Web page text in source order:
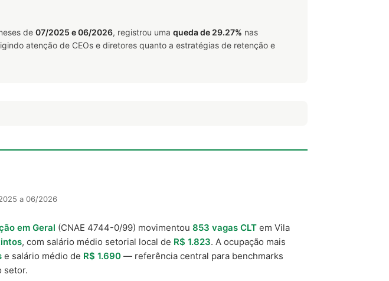
de 07/2025 e 06/2026, registrou uma queda de 29.27% nas
atenção de CEOs e diretores quanto a estratégias de retenção e
a 06/2026
em Geral (CNAE 4744-0/99) movimentou 853 vagas CLT em Vila
, com salário médio setorial local de R$ 1.823. A ocupação mais
e salário médio de R$ 1.690 — referência central para benchmarks
setor.